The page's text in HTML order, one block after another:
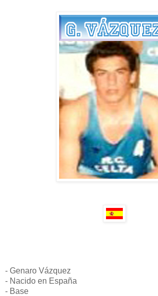
- Genaro Vázquez
- Nacido en España
- Base